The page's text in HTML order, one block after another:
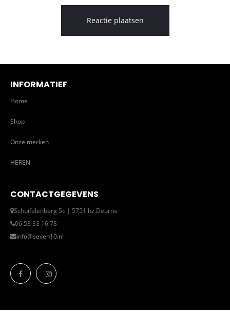
INFORMATIEF
Home
Shop
Onze merken
HEREN
CONTACTGEGEVENS
Schuifelenberg 5c | 5751 hz Deurne
06 53 33 16 78
info@seven10.nl